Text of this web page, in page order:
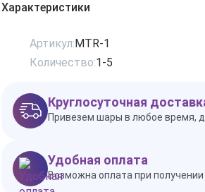
Характеристики
Артикул:MTR-1
Количество:1-5
Круглосуточная
Привезем шары в любое время,
Удобная оплата
Возможна оплата при получении